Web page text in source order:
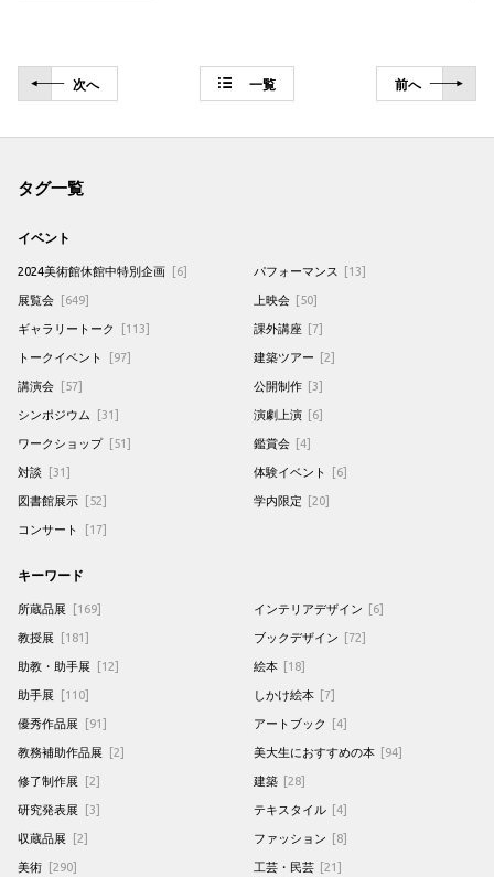
次へ 一覧 前へ
タグ一覧
イベント
2024美術館休館中特別企画 [6]
展覧会 [649]
ギャラリートーク [113]
トークイベント [97]
講演会 [57]
シンポジウム [31]
ワークショップ [51]
対談 [31]
図書館展示 [52]
コンサート [17]
パフォーマンス [13]
上映会 [50]
課外講座 [7]
建築ツアー [2]
公開制作 [3]
演劇上演 [6]
鑑賞会 [4]
体験イベント [6]
学内限定 [20]
キーワード
所蔵品展 [169]
教授展 [181]
助教・助手展 [12]
助手展 [110]
優秀作品展 [91]
教務補助作品展 [2]
修了制作展 [2]
研究発表展 [3]
収蔵品展 [2]
美術 [290]
インテリアデザイン [6]
ブックデザイン [72]
絵本 [18]
しかけ絵本 [7]
アートブック [4]
美大生におすすめの本 [94]
建築 [28]
テキスタイル [4]
ファッション [8]
工芸・民芸 [21]